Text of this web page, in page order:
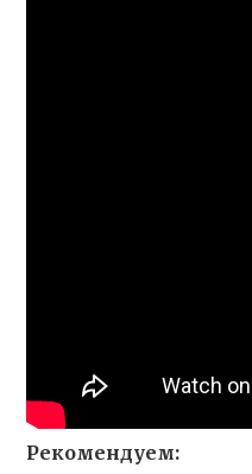
Рекомендуем: